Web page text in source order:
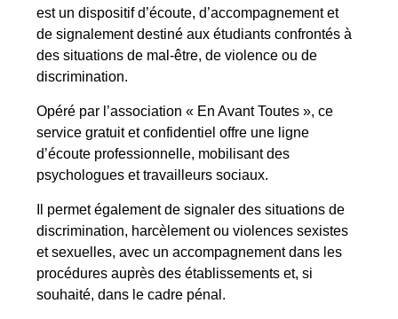
est un dispositif d’écoute, d’accompagnement et
de signalement destiné aux étudiants confrontés à
des situations de mal-être, de violence ou de
discrimination.
Opéré par l’association « En Avant Toutes », ce
service gratuit et confidentiel offre une ligne
d’écoute professionnelle, mobilisant des
psychologues et travailleurs sociaux.
Il permet également de signaler des situations de
discrimination, harcèlement ou violences sexistes
et sexuelles, avec un accompagnement dans les
procédures auprès des établissements et, si
souhaité, dans le cadre pénal.